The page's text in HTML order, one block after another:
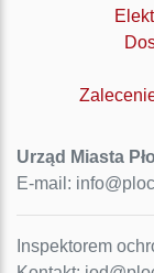
Urząd Miasta
E-mail:
Inspektorem